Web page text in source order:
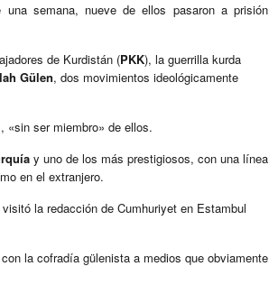
semana, nueve de ellos pasaron a prisión
de Kurdistán (PKK), la guerrilla kurda
Gülen, dos movimientos ideológicamente
«sin ser miembro» de ellos.
y uno de los más prestigiosos, con una línea
en el extranjero.
visitó la redacción de Cumhuriyet en Estambul
la cofradía gülenista a medios que obviamente